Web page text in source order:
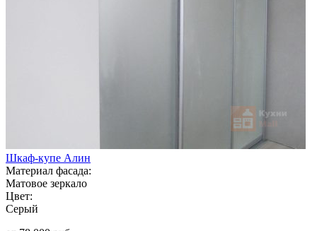
Шкаф-купе Алин
Материал фасада:
Матовое зеркало
Цвет:
Серый